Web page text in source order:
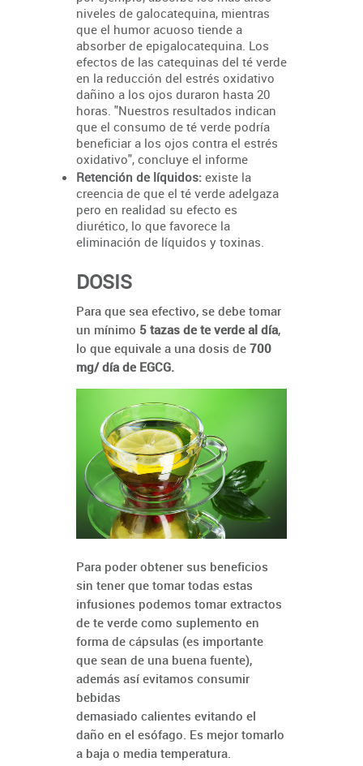
niveles de galocatequina, mientras
que el humor acuoso tiende a
absorber de epigalocatequina. Los
efectos de las catequinas del té verde
en la reducción del estrés oxidativo
dañino a los ojos duraron hasta 20
horas. "Nuestros resultados indican
que el consumo de té verde podría
beneficiar a los ojos contra el estrés
oxidativo", concluye el informe
Retención de líquidos: existe la
creencia de que el té verde adelgaza
pero en realidad su efecto es
diurético, lo que favorece la
eliminación de líquidos y toxinas.
DOSIS
Para que sea efectivo, se debe tomar
un mínimo 5 tazas de te verde al día,
lo que equivale a una dosis de 700
mg/ día de EGCG.
Para poder obtener sus beneficios
sin tener que tomar todas estas
infusiones podemos tomar extractos
de te verde como suplemento en
forma de cápsulas (es importante
que sean de una buena fuente),
además así evitamos consumir
bebidas
demasiado calientes evitando el
daño en el esófago. Es mejor tomarlo
a baja o media temperatura.